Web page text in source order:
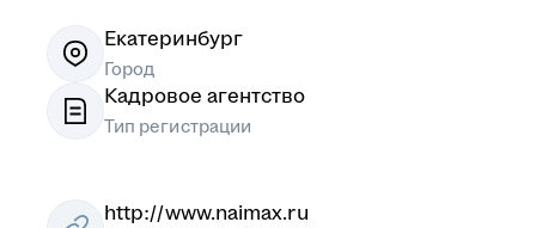
Екатеринбург
Город
Кадровое агентство
Тип регистрации
http://www.naimax.ru